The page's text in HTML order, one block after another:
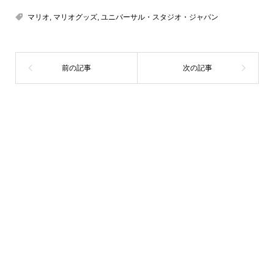
マリオ, マリオグッズ, ユニバーサル・スタジオ・ジャパン